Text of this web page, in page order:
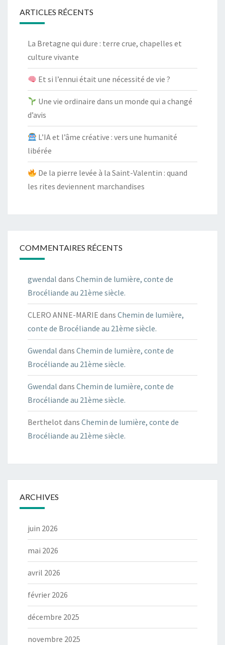
ARTICLES RÉCENTS
La Bretagne qui dure : terre crue, chapelles et
culture vivante
Et si l’ennui était une nécessité de vie ?
Une vie ordinaire dans un monde qui a changé
d’avis
L’IA et l’âme créative : vers une humanité
libérée
De la pierre levée à la Saint-Valentin : quand
les rites deviennent marchandises
COMMENTAIRES RÉCENTS
gwendal dans Chemin de lumière, conte de
Brocéliande au 21ème siècle.
CLERO ANNE-MARIE dans Chemin de lumière,
conte de Brocéliande au 21ème siècle.
Gwendal dans Chemin de lumière, conte de
Brocéliande au 21ème siècle.
Gwendal dans Chemin de lumière, conte de
Brocéliande au 21ème siècle.
Berthelot dans Chemin de lumière, conte de
Brocéliande au 21ème siècle.
ARCHIVES
juin 2026
mai 2026
avril 2026
février 2026
décembre 2025
novembre 2025